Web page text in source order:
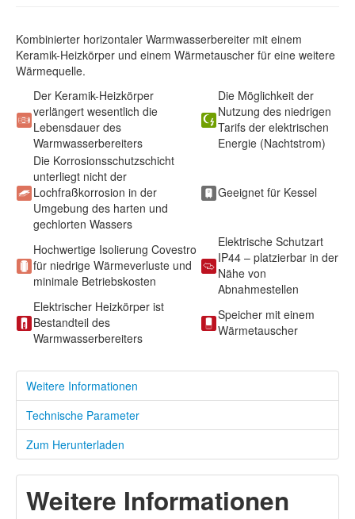
Kombinierter horizontaler Warmwasserbereiter mit einem
Keramik-Heizkörper und einem Wärmetauscher für eine weitere
Wärmequelle.
Der Keramik-Heizkörper
verlängert wesentlich die
Lebensdauer des
Warmwasserbereiters
Die Möglichkeit der
Nutzung des niedrigen
Tarifs der elektrischen
Energie (Nachtstrom)
Die Korrosionsschutzschicht
unterliegt nicht der
Lochfraßkorrosion in der
Umgebung des harten und
gechlorten Wassers
Geeignet für Kessel
Hochwertige Isolierung Covestro
für niedrige Wärmeverluste und
minimale Betriebskosten
Elektrische Schutzart
IP44 – platzierbar in der
Nähe von
Abnahmestellen
Elektrischer Heizkörper ist
Bestandteil des
Warmwasserbereiters
Speicher mit einem
Wärmetauscher
Weitere Informationen
Technische Parameter
Zum Herunterladen
Weitere Informationen